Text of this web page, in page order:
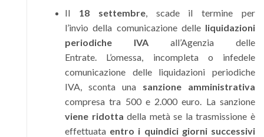
Il 18 settembre, scade il termine per
l’invio della comunicazione delle liquidazioni
periodiche IVA all’Agenzia delle
Entrate. L’omessa, incompleta o infedele
comunicazione delle liquidazioni periodiche
IVA, sconta una sanzione amministrativa
compresa tra 500 e 2.000 euro. La sanzione
viene ridotta della metà se la trasmissione è
effettuata entro i quindici giorni successivi